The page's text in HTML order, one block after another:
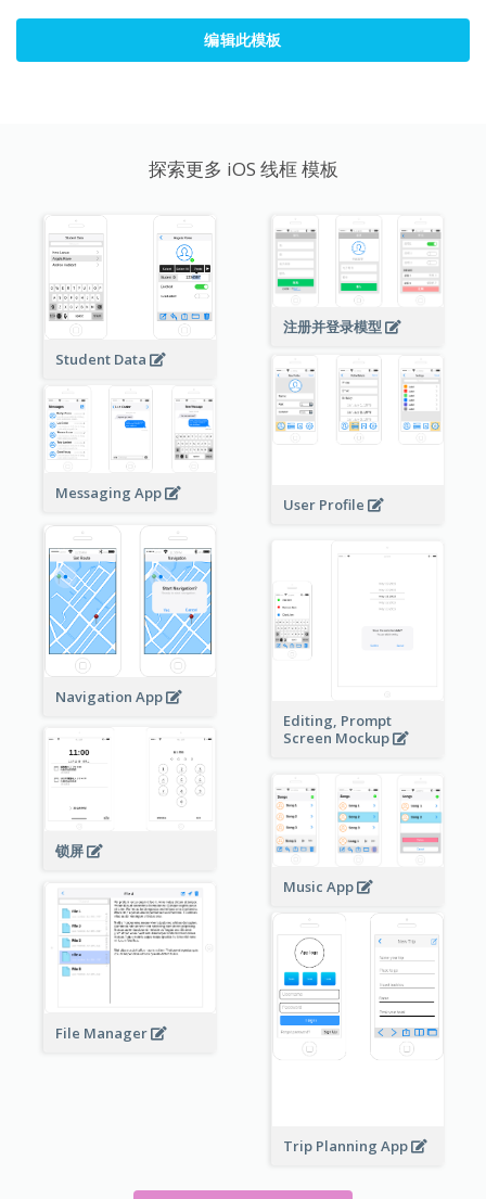
编辑此模板
探索更多 iOS 线框 模板
Student Data
注册并登录模型
User Profile
Messaging App
Navigation App
Editing, Prompt
Screen Mockup
锁屏
Music App
File Manager
Trip Planning App